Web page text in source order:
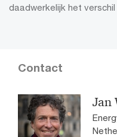
daadwerkelijk het verschil
Contact
Jan